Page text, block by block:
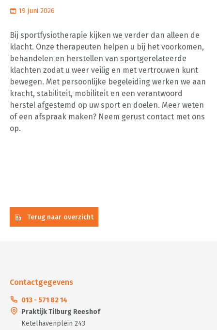
19 juni 2026
Bij sportfysiotherapie kijken we verder dan alleen de
klacht. Onze therapeuten helpen u bij het voorkomen,
behandelen en herstellen van sportgerelateerde
klachten zodat u weer veilig en met vertrouwen kunt
bewegen. Met persoonlijke begeleiding werken we aan
kracht, stabiliteit, mobiliteit en een verantwoord
herstel afgestemd op uw sport en doelen. Meer weten
of een afspraak maken? Neem gerust contact met ons
op.
Terug naar overzicht
Contactgegevens
013 - 571 82 14
Praktijk Tilburg Reeshof
Ketelhavenplein 243